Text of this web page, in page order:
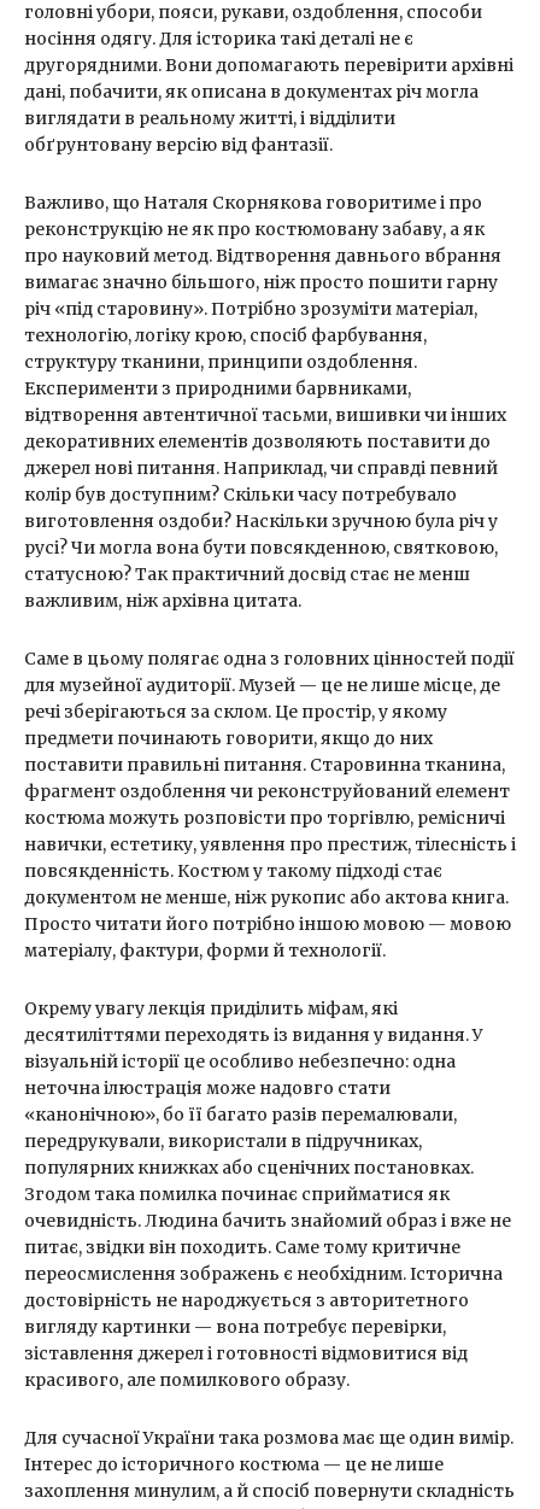
головні убори, пояси, рукави, оздоблення, способи
носіння одягу. Для історика такі деталі не є
другорядними. Вони допомагають перевірити архівні
дані, побачити, як описана в документах річ могла
виглядати в реальному житті, і відділити
обґрунтовану версію від фантазії.
Важливо, що Наталя Скорнякова говоритиме і про
реконструкцію не як про костюмовану забаву, а як
про науковий метод. Відтворення давнього вбрання
вимагає значно більшого, ніж просто пошити гарну
річ «під старовину». Потрібно зрозуміти матеріал,
технологію, логіку крою, спосіб фарбування,
структуру тканини, принципи оздоблення.
Експерименти з природними барвниками,
відтворення автентичної тасьми, вишивки чи інших
декоративних елементів дозволяють поставити до
джерел нові питання. Наприклад, чи справді певний
колір був доступним? Скільки часу потребувало
виготовлення оздоби? Наскільки зручною була річ у
русі? Чи могла вона бути повсякденною, святковою,
статусною? Так практичний досвід стає не менш
важливим, ніж архівна цитата.
Саме в цьому полягає одна з головних цінностей події
для музейної аудиторії. Музей — це не лише місце, де
речі зберігаються за склом. Це простір, у якому
предмети починають говорити, якщо до них
поставити правильні питання. Старовинна тканина,
фрагмент оздоблення чи реконструйований елемент
костюма можуть розповісти про торгівлю, ремісничі
навички, естетику, уявлення про престиж, тілесність і
повсякденність. Костюм у такому підході стає
документом не менше, ніж рукопис або актова книга.
Просто читати його потрібно іншою мовою — мовою
матеріалу, фактури, форми й технології.
Окрему увагу лекція приділить міфам, які
десятиліттями переходять із видання у видання. У
візуальній історії це особливо небезпечно: одна
неточна ілюстрація може надовго стати
«канонічною», бо її багато разів перемалювали,
передрукували, використали в підручниках,
популярних книжках або сценічних постановках.
Згодом така помилка починає сприйматися як
очевидність. Людина бачить знайомий образ і вже не
питає, звідки він походить. Саме тому критичне
переосмислення зображень є необхідним. Історична
достовірність не народжується з авторитетного
вигляду картинки — вона потребує перевірки,
зіставлення джерел і готовності відмовитися від
красивого, але помилкового образу.
Для сучасної України така розмова має ще один вимір.
Інтерес до історичного костюма — це не лише
захоплення минулим, а й спосіб повернути складність